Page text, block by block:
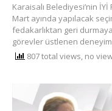
Karaisalı Belediyesi’nin
Mart ayında yapılacak
fedakarlıktan geri
görevler üstlenen
807 total views, no